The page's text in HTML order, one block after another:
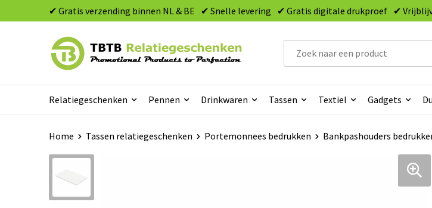
✔ Gratis verzending binnen NL & BE ✔ Snelle levering ✔ Gratis digitale drukproef ✔
Relatiegeschenken Pennen Drinkwaren Tassen Textiel Gadgets
Home Tassen relatiegeschenken Portemonnees bedrukken Bankpashouders